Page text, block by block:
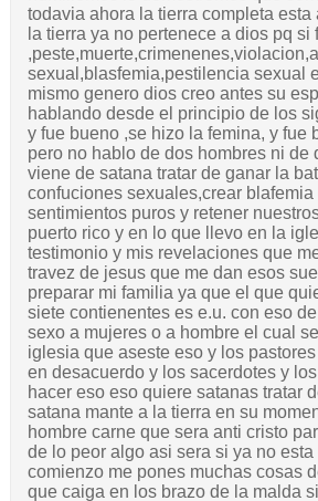
todavia ahora la tierra completa esta
la tierra ya no pertenece a dios pq si
sexual,blasfemia,pestilencia sexual
mismo genero dios creo antes su
hablando desde el principio de los
y fue bueno ,se hizo la femina, y fue
pero no hablo de dos hombres ni de
viene de satana tratar de ganar la
confuciones sexuales,crear
sentimientos puros y retener
puerto rico y en lo que llevo en la
testimonio y mis revelaciones que
travez de jesus que me dan esos
preparar mi familia ya que el que
siete contienentes es e.u. con eso
sexo a mujeres o a hombre el cual
iglesia que aseste eso y los
en desacuerdo y los sacerdotes y
hacer eso eso quiere satanas tratar
satana mante a la tierra en su
hombre carne que sera anti cristo
de lo peor algo asi sera si ya no
comienzo me pones muchas cosas
que caiga en los brazo de la malda